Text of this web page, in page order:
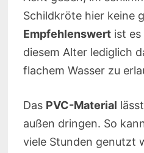
Schildkröte hier keine
Empfehlenswertist es
diesem Alter lediglich
flachem Wasser zu
Das PVC-Material
außen dringen. So
viele Stunden genutzt